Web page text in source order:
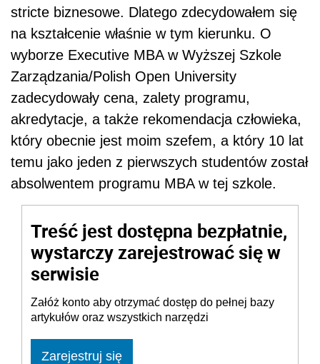
stricte biznesowe. Dlatego zdecydowałem się
na kształcenie właśnie w tym kierunku. O
wyborze Executive MBA w Wyższej Szkole
Zarządzania/Polish Open University
zadecydowały cena, zalety programu,
akredytacje, a także rekomendacja człowieka,
który obecnie jest moim szefem, a który 10 lat
temu jako jeden z pierwszych studentów został
absolwentem programu MBA w tej szkole.
Treść jest dostępna bezpłatnie,
wystarczy zarejestrować się w
serwisie
Załóż konto aby otrzymać dostęp do pełnej bazy
artykułów oraz wszystkich narzędzi
Zarejestruj się